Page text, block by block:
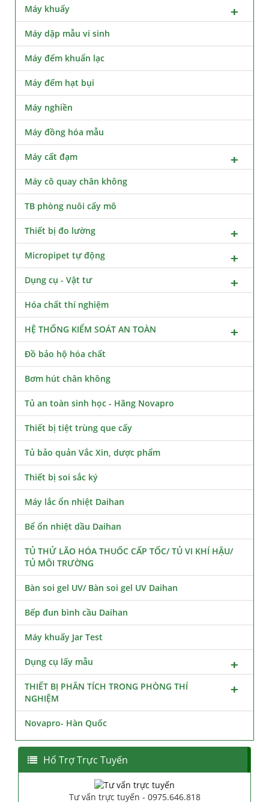
Máy khuấy
Máy dập mẫu vi sinh
Máy đếm khuẩn lạc
Máy đếm hạt bụi
Máy nghiền
Máy đồng hóa mẫu
Máy cất đạm
Máy cô quay chân không
TB phòng nuôi cấy mô
Thiết bị đo lường
Micropipet tự động
Dụng cụ - Vật tư
Hóa chất thí nghiệm
HỆ THỐNG KIỂM SOÁT AN TOÀN
Đồ bảo hộ hóa chất
Bơm hút chân không
Tủ an toàn sinh học - Hãng Novapro
Thiết bị tiệt trùng que cấy
Tủ bảo quản Vắc Xin, dược phẩm
Thiết bị soi sắc ký
Máy lắc ổn nhiệt Daihan
Bể ổn nhiệt dầu Daihan
TỦ THỬ LÃO HÓA THUỐC CẤP TỐC/ TỦ VI KHÍ HẬU/
TỦ MÔI TRƯỜNG
Bàn soi gel UV/ Bàn soi gel UV Daihan
Bếp đun bình cầu Daihan
Máy khuấy Jar Test
Dụng cụ lấy mẫu
THIẾT BỊ PHÂN TÍCH TRONG PHÒNG THÍ
NGHIỆM
Novapro- Hàn Quốc
Hổ Trợ Trực Tuyến
Tư vấn trực tuyến - 0975.646.818